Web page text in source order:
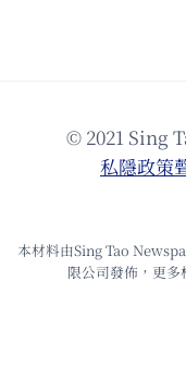
© 2021 Sing
私隱政策
本材料由Sing Tao
限公司發佈，更多